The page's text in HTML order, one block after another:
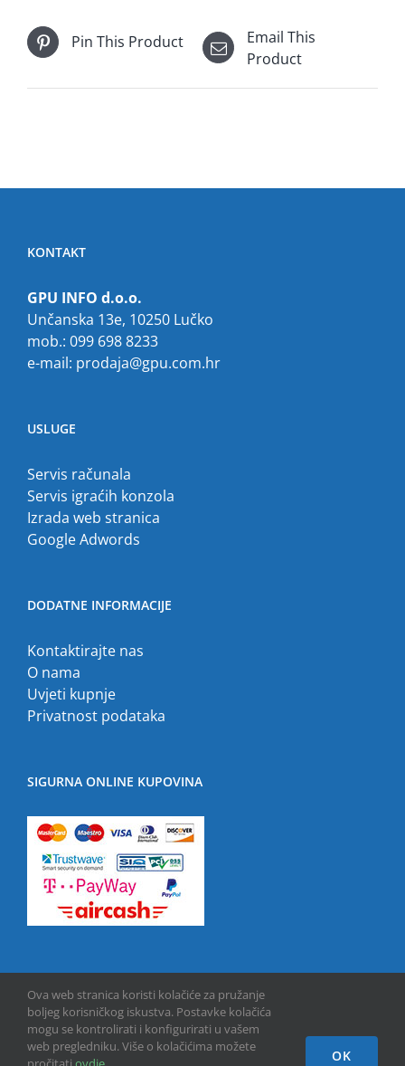
Pin This Product
Email This
Product
KONTAKT
GPU INFO d.o.o.
Unčanska 13e, 10250 Lučko
mob.: 099 698 8233
e-mail: prodaja@gpu.com.hr
USLUGE
Servis računala
Servis igraćih konzola
Izrada web stranica
Google Adwords
DODATNE INFORMACIJE
Kontaktirajte nas
O nama
Uvjeti kupnje
Privatnost podataka
SIGURNA ONLINE KUPOVINA
Copyright © 2013 -2026 | GPU INFO d.o.o. | All Rights Reserved
Ova web stranica koristi kolačiće za pružanje
boljeg korisničkog iskustva. Postavke kolačića
mogu se kontrolirati i konfigurirati u vašem
web pregledniku. Više o kolačićima možete
OK